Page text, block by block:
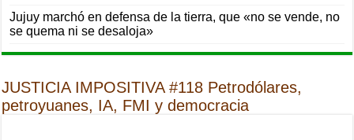
Jujuy marchó en defensa de la tierra, que «no se vende, no
se quema ni se desaloja»
JUSTICIA IMPOSITIVA #118 Petrodólares,
petroyuanes, IA, FMI y democracia